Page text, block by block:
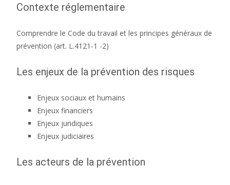
Contexte réglementaire
Comprendre le Code du travail et les principes généraux de
prévention (art. L.4121-1 -2)
Les enjeux de la prévention des risques
Enjeux sociaux et humains
Enjeux financiers
Enjeux juridiques
Enjeux judiciaires
Les acteurs de la prévention